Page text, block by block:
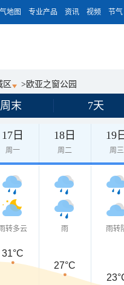
地图 专业产品 资讯 视频 节气
区 > 欧亚之窗公园
周末 7天
17日
周一
18日
周二
19
周三
转多云 雨 雨转
31°C
27°C